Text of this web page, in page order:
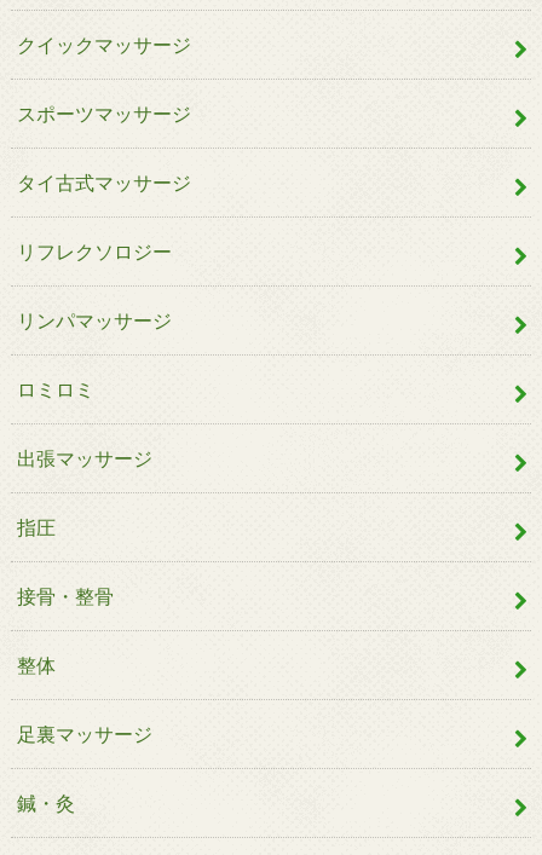
クイックマッサージ
スポーツマッサージ
タイ古式マッサージ
リフレクソロジー
リンパマッサージ
ロミロミ
出張マッサージ
指圧
接骨・整骨
整体
足裏マッサージ
鍼・灸